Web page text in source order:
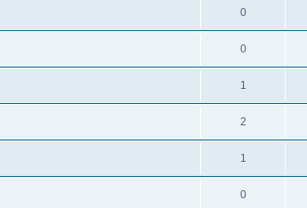
0
0
1
2
1
0